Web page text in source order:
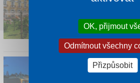
Nádherný hotel,
parku v samém
může pochlubit
1 noc od
ATLANTIDA
Rogaška Slatina
Luxusní 5*
OK, přijmout
Odmítnout všechny
Přizpůsobit